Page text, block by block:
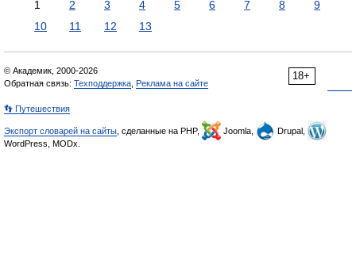
1 2 3 4 5 6 7 8
9
10
11 12 13
18+
© Академик, 2000-2026
Обратная связь: Техподдержка Реклама на сайте
👣 Путешествия
Экспорт словарей на сайты , сделанные на PHP, Joomla,
Drupal,
WordPress, MODx.